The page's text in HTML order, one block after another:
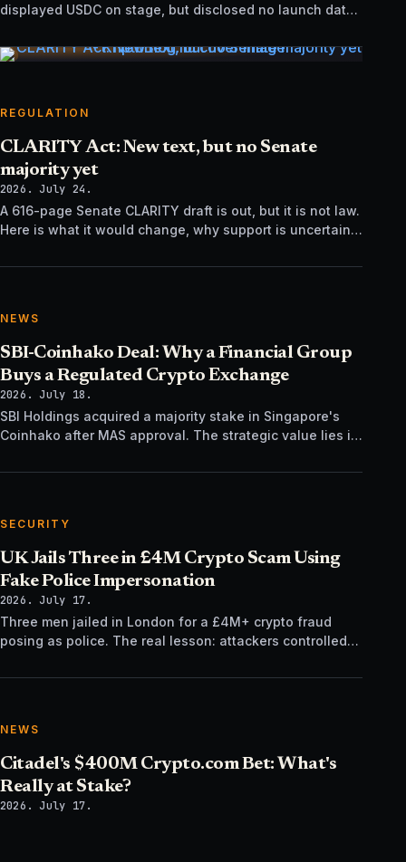
displayed USDC on stage, but disclosed no launch date,
REGULATION
CLARITY Act: New text, but no Senate
majority yet
2026. July 24.
A 616-page Senate CLARITY draft is out, but it is not law.
Here is what it would change, why support is uncertain,
NEWS
SBI-Coinhako Deal: Why a Financial Group
Buys a Regulated Crypto Exchange
2026. July 18.
SBI Holdings acquired a majority stake in Singapore's
Coinhako after MAS approval. The strategic value lies in
SECURITY
UK Jails Three in £4M Crypto Scam Using
Fake Police Impersonation
2026. July 17.
Three men jailed in London for a £4M+ crypto fraud
posing as police. The real lesson: attackers controlled
NEWS
Citadel's $400M Crypto.com Bet: What's
Really at Stake?
2026. July 17.